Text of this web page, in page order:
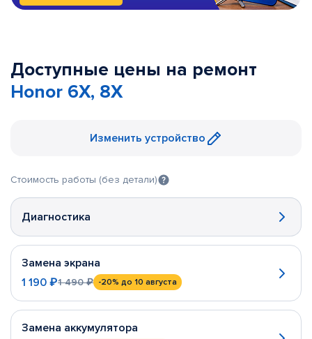
Доступные цены на ремонт
Honor 6X, 8X
Изменить устройство
Стоимость работы (без детали)
Диагностика
Замена экрана
1 190 ₽1 490 ₽ -20% до 10 августа
Замена аккумулятора